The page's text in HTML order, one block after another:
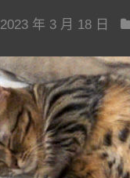
2023 年 3 月 18 日